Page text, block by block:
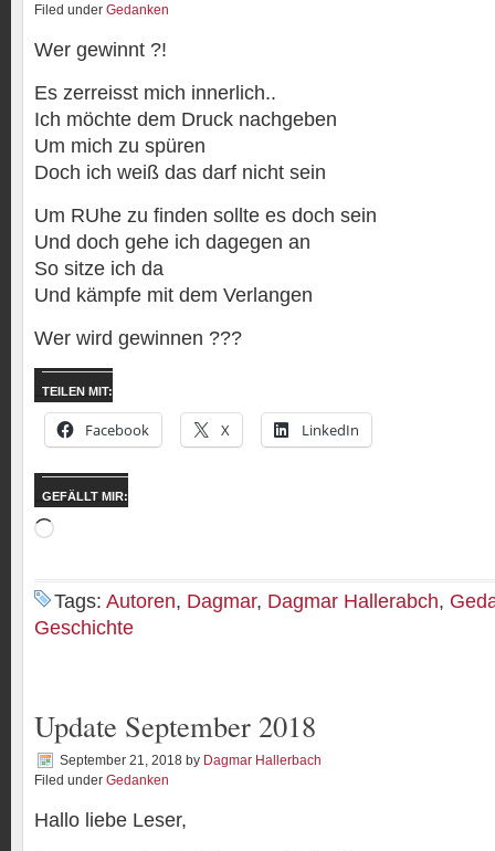
Filed under Gedanken
Wer gewinnt ?!
Es zerreisst mich innerlich..
Ich möchte dem Druck nachgeben
Um mich zu spüren
Doch ich weiß das darf nicht sein
Um RUhe zu finden sollte es doch sein
Und doch gehe ich dagegen an
So sitze ich da
Und kämpfe mit dem Verlangen
Wer wird gewinnen ???
TEILEN MIT:
Facebook X LinkedIn
GEFÄLLT MIR:
Wird
Tags: Autoren, Dagmar, Dagmar Hallerabch,
Geschichte
Update September 2018
September 21, 2018 by Dagmar Hallerbach
Filed under Gedanken
Hallo liebe Leser,